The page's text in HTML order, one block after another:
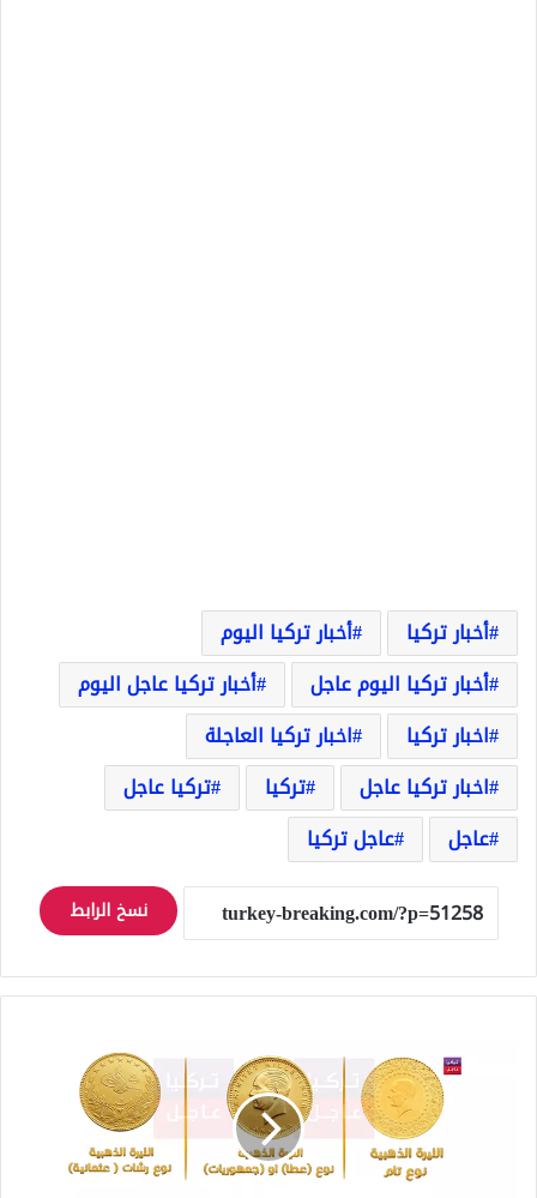
أخبار تركيا
أخبار تركيا اليوم
أخبار تركيا اليوم عاجل
أخبار تركيا عاجل اليوم
اخبار تركيا
اخبار تركيا العاجلة
اخبار تركيا عاجل
تركيا
تركيا عاجل
عاجل
عاجل تركيا
نسخ الرابط